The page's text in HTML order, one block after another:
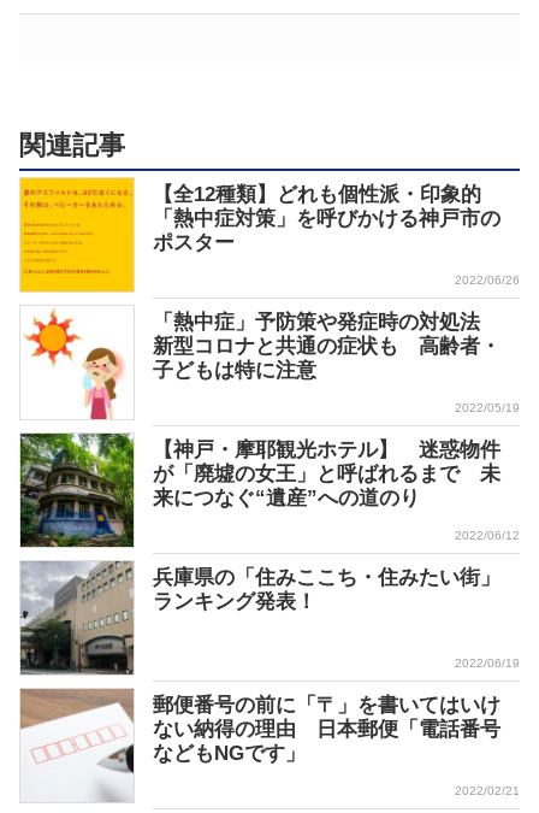
関連記事
【全12種類】どれも個性派・印象的
「熱中症対策」を呼びかける神戸市の
ポスター
2022/06/26
「熱中症」予防策や発症時の対処法
新型コロナと共通の症状も 高齢者・
子どもは特に注意
2022/05/19
【神戸・摩耶観光ホテル】 迷惑物件
が「廃墟の女王」と呼ばれるまで 未
来につなぐ“遺産”への道のり
2022/06/12
兵庫県の「住みここち・住みたい街」
ランキング発表！
2022/06/19
郵便番号の前に「〒」を書いてはいけ
ない納得の理由 日本郵便「電話番号
などもNGです」
2022/02/21